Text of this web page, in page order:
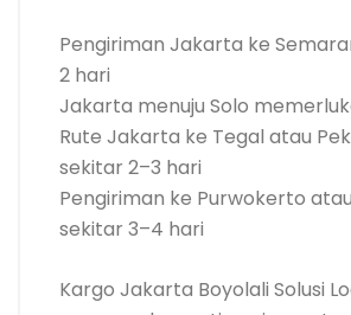
Pengiriman Jakarta ke
2 hari
Jakarta menuju Solo
Rute Jakarta ke Tegal atau
sekitar 2–3 hari
Pengiriman ke Purwokerto
sekitar 3–4 hari
Kargo Jakarta Boyolali Solusi